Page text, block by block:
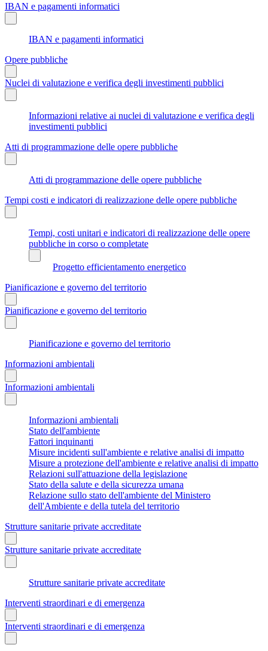
IBAN e pagamenti informatici
IBAN e pagamenti informatici
Opere pubbliche
Nuclei di valutazione e verifica degli investimenti pubblici
Informazioni relative ai nuclei di valutazione e verifica degli
investimenti pubblici
Atti di programmazione delle opere pubbliche
Atti di programmazione delle opere pubbliche
Tempi costi e indicatori di realizzazione delle opere pubbliche
Tempi, costi unitari e indicatori di realizzazione delle opere
pubbliche in corso o completate
Progetto efficientamento energetico
Pianificazione e governo del territorio
Pianificazione e governo del territorio
Pianificazione e governo del territorio
Informazioni ambientali
Informazioni ambientali
Informazioni ambientali
Stato dell'ambiente
Fattori inquinanti
Misure incidenti sull'ambiente e relative analisi di impatto
Misure a protezione dell'ambiente e relative analisi di impatto
Relazioni sull'attuazione della legislazione
Stato della salute e della sicurezza umana
Relazione sullo stato dell'ambiente del Ministero
dell'Ambiente e della tutela del territorio
Strutture sanitarie private accreditate
Strutture sanitarie private accreditate
Strutture sanitarie private accreditate
Interventi straordinari e di emergenza
Interventi straordinari e di emergenza